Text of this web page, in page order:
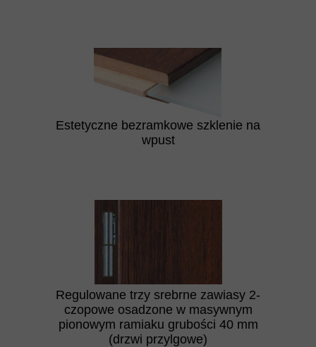
Estetyczne bezramkowe szklenie na
wpust
Regulowane trzy srebrne zawiasy 2-
czopowe osadzone w masywnym
pionowym ramiaku grubości 40 mm
(drzwi przylgowe)